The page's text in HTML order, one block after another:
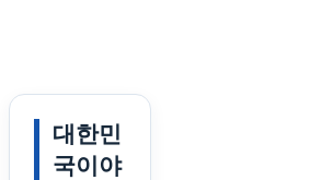
대한민
국이야